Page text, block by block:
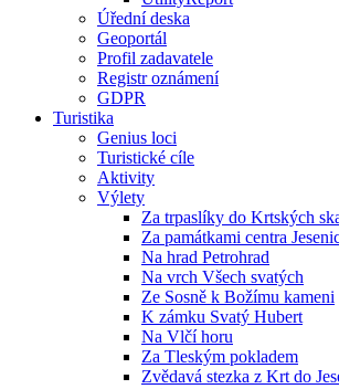
Úřední deska
Geoportál
Profil zadavatele
Registr oznámení
GDPR
Turistika
Genius loci
Turistické cíle
Aktivity
Výlety
Za trpaslíky do Krtských
Za památkami centra
Na hrad Petrohrad
Na vrch Všech svatých
Ze Sosně k Božímu kameni
K zámku Svatý Hubert
Na Vlčí horu
Za Tleským pokladem
Zvědavá stezka z Krt do